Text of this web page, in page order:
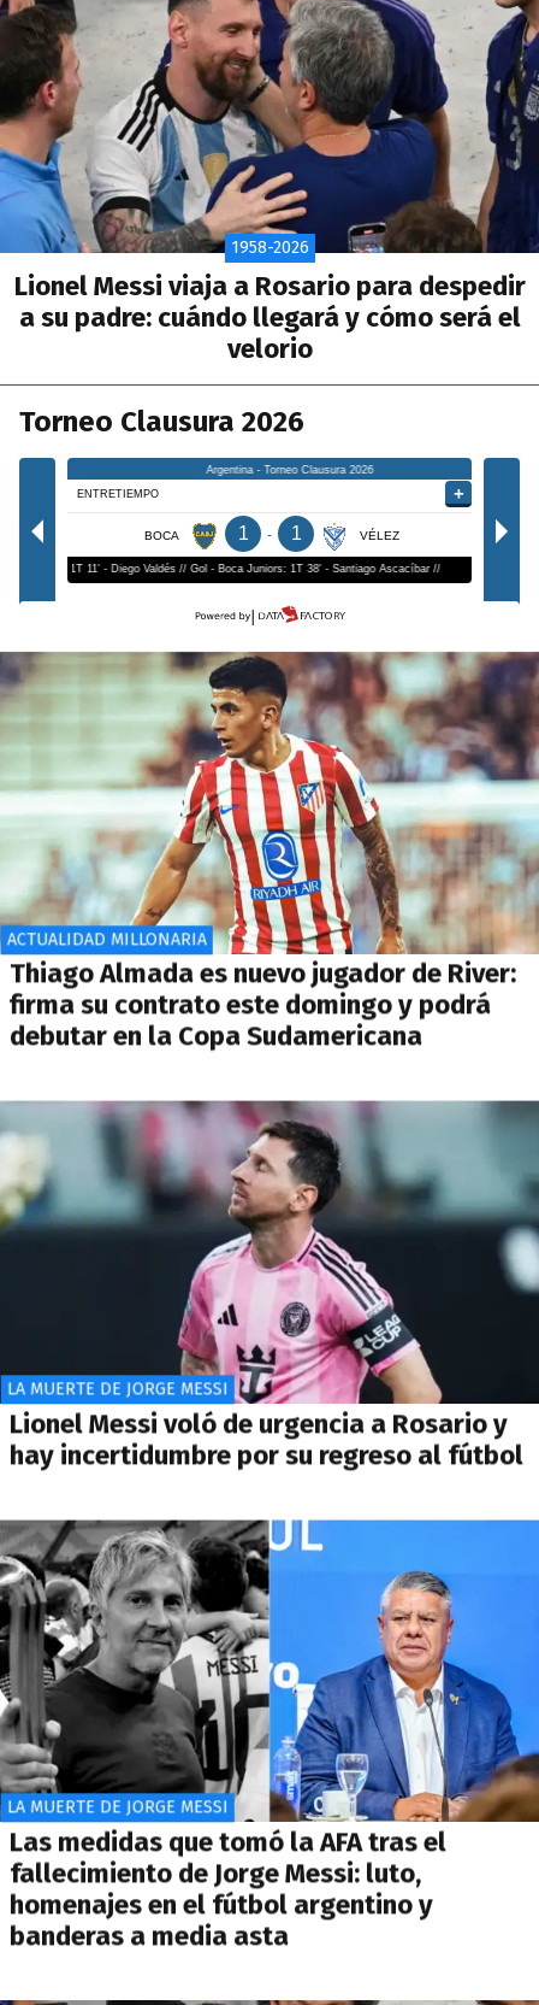
1958-2026
Lionel Messi viaja a Rosario para despedir
a su padre: cuándo llegará y cómo será el
velorio
Torneo Clausura 2026
ACTUALIDAD MILLONARIA
Thiago Almada es nuevo jugador de River:
firma su contrato este domingo y podrá
debutar en la Copa Sudamericana
LA MUERTE DE JORGE MESSI
Lionel Messi voló de urgencia a Rosario y
hay incertidumbre por su regreso al fútbol
LA MUERTE DE JORGE MESSI
Las medidas que tomó la AFA tras el
fallecimiento de Jorge Messi: luto,
homenajes en el fútbol argentino y
banderas a media asta